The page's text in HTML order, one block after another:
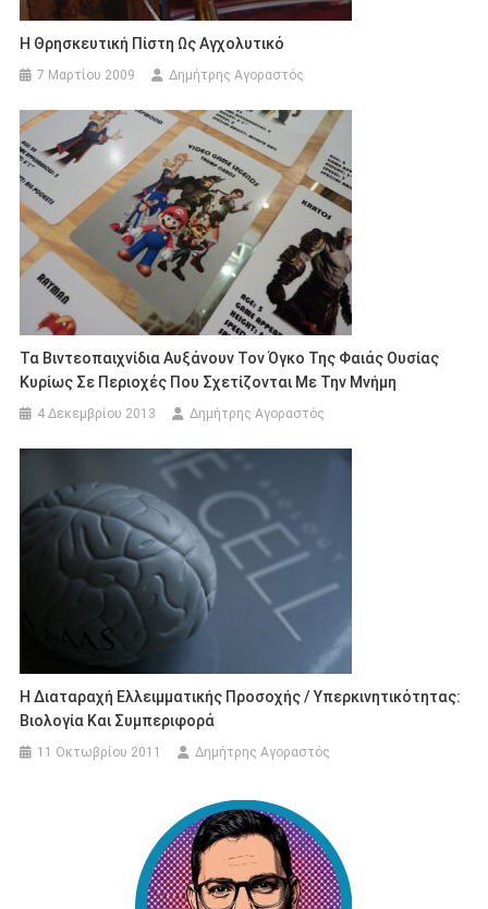
Η Θρησκευτική Πίστη Ως Αγχολυτικό
7 Μαρτίου 2009 Δημήτρης Αγοραστός
Τα Βιντεοπαιχνίδια Αυξάνουν Τον Όγκο Της Φαιάς Ουσίας
Κυρίως Σε Περιοχές Που Σχετίζονται Με Την Μνήμη
4 Δεκεμβρίου 2013 Δημήτρης Αγοραστός
Η Διαταραχή Ελλειμματικής Προσοχής / Υπερκινητικότητας:
Βιολογία Και Συμπεριφορά
11 Οκτωβρίου 2011 Δημήτρης Αγοραστός